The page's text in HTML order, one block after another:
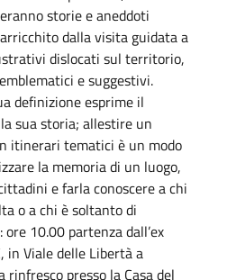
storie e aneddoti
dalla visita guidata a
dislocati sul territorio,
e suggestivi.
definizione esprime il
sua storia; allestire un
itinerari tematici è un modo
la memoria di un luogo,
e farla conoscere a chi
o a chi è soltanto di
10.00 partenza dall’ex
in Viale delle Libertà a
presso la Casa del